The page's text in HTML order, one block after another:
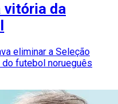
vitória da
eliminar a Seleção
futebol norueguês